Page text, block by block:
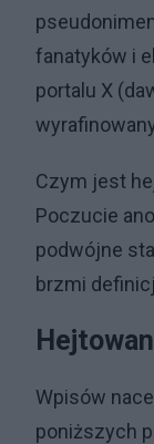
fanatyków i
portalu X
Czym jest
Poczucie
podwójne
brzmi
Wpisów
poniższych